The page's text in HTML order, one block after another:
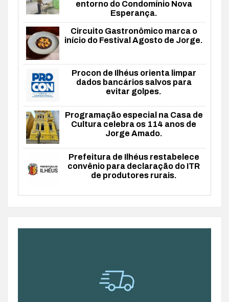
entorno do Condomínio Nova
Esperança.
Circuito Gastronômico marca o
início do Festival Agosto de Jorge.
Procon de Ilhéus orienta limpar
dados bancários salvos para
evitar golpes.
Programação especial na Casa de
Cultura celebra os 114 anos de
Jorge Amado.
Prefeitura de Ilhéus restabelece
convênio para declaração do ITR
de produtores rurais.